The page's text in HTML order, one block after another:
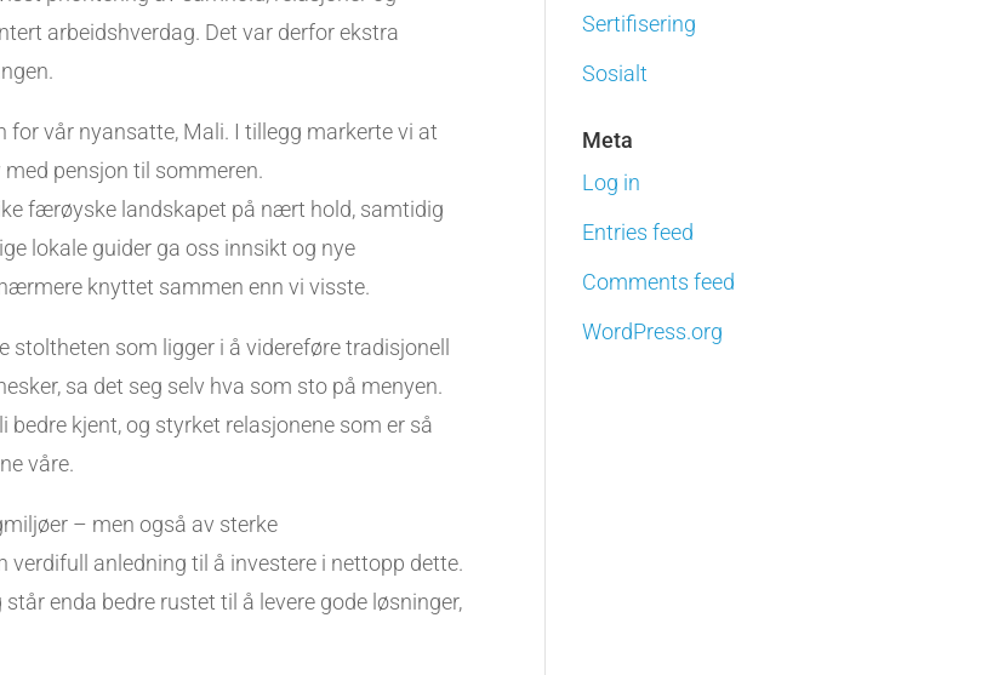
arbeidshverdag. Det var derfor ekstra
vår nyansatte, Mali. I tillegg markerte vi at
pensjon til sommeren.
færøyske landskapet på nært hold, samtidig
lokale guider ga oss innsikt og nye
knyttet sammen enn vi visste.
stoltheten som ligger i å videreføre tradisjonell
sa det seg selv hva som sto på menyen.
kjent, og styrket relasjonene som er så
våre.
– men også av sterke
verdifull anledning til å investere i nettopp dette.
enda bedre rustet til å levere gode løsninger,
Sertifisering
Sosialt
Meta
Log in
Entries feed
Comments feed
WordPress.org